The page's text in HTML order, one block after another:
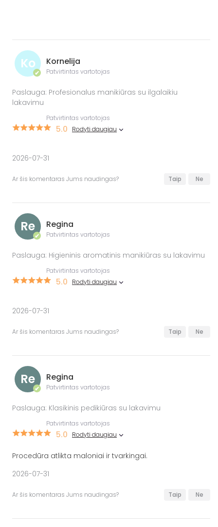
Ko
✔
Kornelija
Patvirtintas vartotojas
Paslauga: Profesionalus manikiūras su ilgalaikiu
lakavimu
Patvirtintas vartotojas
5.0 Rodyti daugiau
2026-07-31
Ar šis komentaras Jums naudingas? Taip Ne
Re
✔
Regina
Patvirtintas vartotojas
Paslauga: Higieninis aromatinis manikiūras su lakavimu
Patvirtintas vartotojas
5.0 Rodyti daugiau
2026-07-31
Ar šis komentaras Jums naudingas? Taip Ne
Re
✔
Regina
Patvirtintas vartotojas
Paslauga: Klasikinis pedikiūras su lakavimu
Patvirtintas vartotojas
5.0 Rodyti daugiau
Procedūra atlikta maloniai ir tvarkingai.
2026-07-31
Ar šis komentaras Jums naudingas? Taip Ne